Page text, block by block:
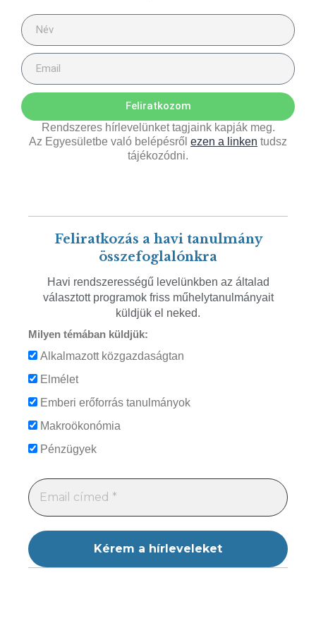
Feliratkozom
Rendszeres hírlevelünket tagjaink kapják meg.
Az Egyesületbe való belépésről ezen a linken tudsz
tájékozódni.
Feliratkozás a havi tanulmány
összefoglalónkra
Havi rendszerességű levelünkben az általad
választott programok friss műhelytanulmányait
küldjük el neked.
Milyen témában küldjük:
Alkalmazott közgazdaságtan
Elmélet
Emberi erőforrás tanulmányok
Makroökonómia
Pénzügyek